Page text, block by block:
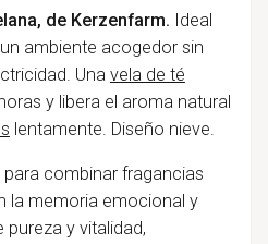
de Kerzenfarm. Ideal
ambiente acogedor sin
Una vela de té
y libera el aroma natural
lentamente. Diseño nieve.
combinar fragancias
la memoria emocional y
pureza y vitalidad,